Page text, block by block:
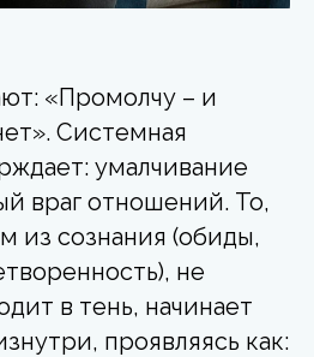
«Промолчу – и
Системная
умалчивание
враг отношений. То,
из сознания (обиды,
не
в тень, начинает
проявляясь как: